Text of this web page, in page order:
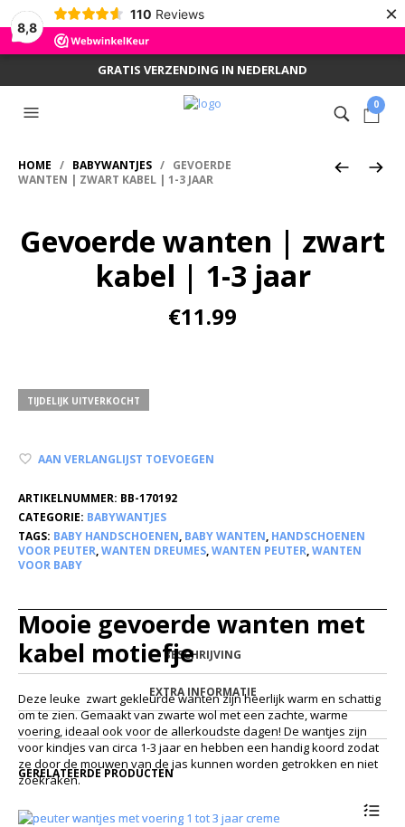
8,8
110 Reviews ×
GRATIS VERZENDING IN NEDERLAND
0
HOME / BABYWANTJES / GEVOERDE
WANTEN | ZWART KABEL | 1-3 JAAR
Gevoerde wanten | zwart
kabel | 1-3 jaar
€11.99
TIJDELIJK UITVERKOCHT
AAN VERLANGLIJST TOEVOEGEN
ARTIKELNUMMER: BB-170192
CATEGORIE: BABYWANTJES
TAGS: BABY HANDSCHOENEN, BABY WANTEN, HANDSCHOENEN
VOOR PEUTER,WANTEN DREUMES,WANTEN PEUTER,WANTEN
VOOR BABY
BESCHRIJVING
EXTRA INFORMATIE
Mooie gevoerde wanten met
kabel motiefje
Deze leuke zwart gekleurde wanten zijn heerlijk warm en schattig
om te zien. Gemaakt van zwarte wol met een zachte, warme
voering, ideaal ook voor de allerkoudste dagen! De wantjes zijn
voor kindjes van circa 1-3 jaar en hebben een handig koord zodat
ze door de mouwen van de jas kunnen worden getrokken en niet
zoekraken.
GERELATEERDE PRODUCTEN